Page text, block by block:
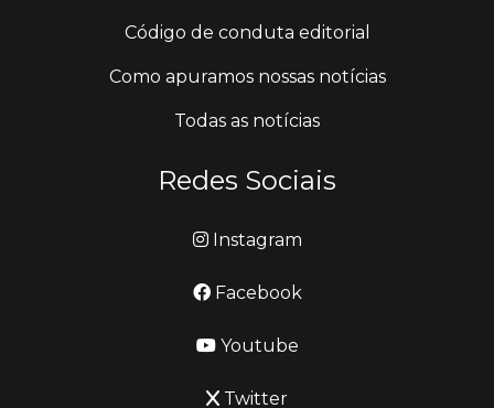
Código de conduta editorial
Como apuramos nossas notícias
Todas as notícias
Redes Sociais
Instagram
Facebook
Youtube
Twitter